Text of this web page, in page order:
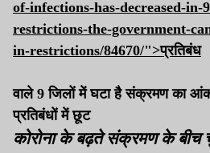
of-infections-has-decreased-
restrictions-the-government-
in-restrictions/84670/">प्रतिबंध
वाले 9 जिलों में घटा है संक्रमण का
प्रतिबंधों में छूट
कोरोना के बढ़ते संक्रमण के बीच